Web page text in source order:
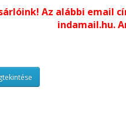
Az alábbi
indamail.hu.